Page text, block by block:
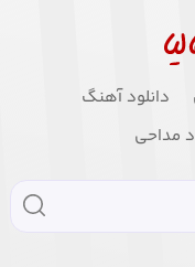
دانلود آهنگ
مداحی